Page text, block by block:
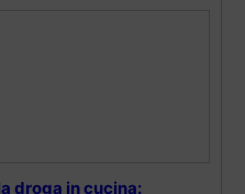
droga in cucina: